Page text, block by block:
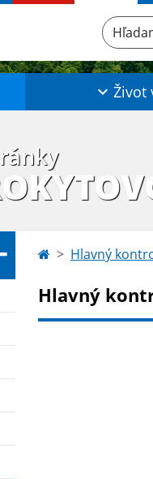
Hľadaný
Život
Hlavný
Hlavný